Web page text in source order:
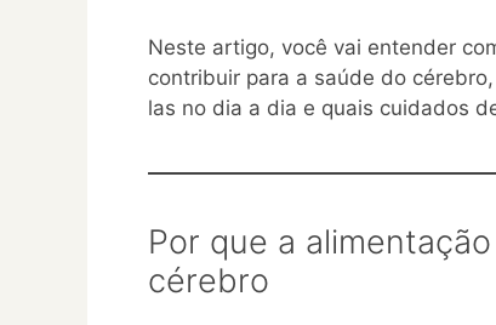
Neste artigo, você vai entender
contribuir para a saúde do
las no dia a dia e quais cuidados
Por que a
cérebro